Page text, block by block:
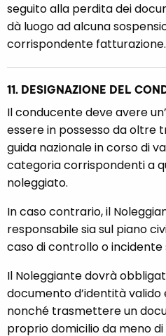
seguito alla perdita dei
dà luogo ad alcuna
corrispondente fatturazione.
11. DESIGNAZIONE DEL
Il conducente deve avere
essere in possesso da oltre
guida nazionale in corso di
categoria corrispondenti a
noleggiato.
In caso contrario, il
responsabile sia sul piano
caso di controllo o incidente
Il Noleggiante dovrà
documento d’identità valido
nonché trasmettere un
proprio domicilio da meno di